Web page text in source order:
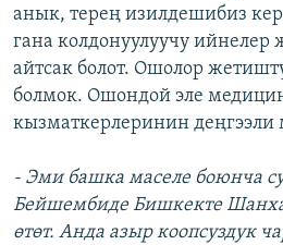
анык, терең изилдешибиз
гана колдонуулуучу
айтсак болот. Ошолор
болмок. Ошондой эле
кызматкерлеринин
- Эми башка маселе боюнча
Бейшембиде Бишкекте
өтөт. Анда азыр коопсуздук